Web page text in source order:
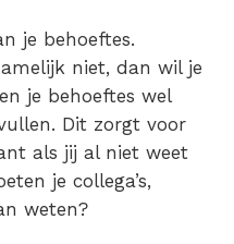
je behoeftes.
niet, dan wil je
je behoeftes wel
Dit zorgt voor
als jij al niet weet
je collega’s,
weten?